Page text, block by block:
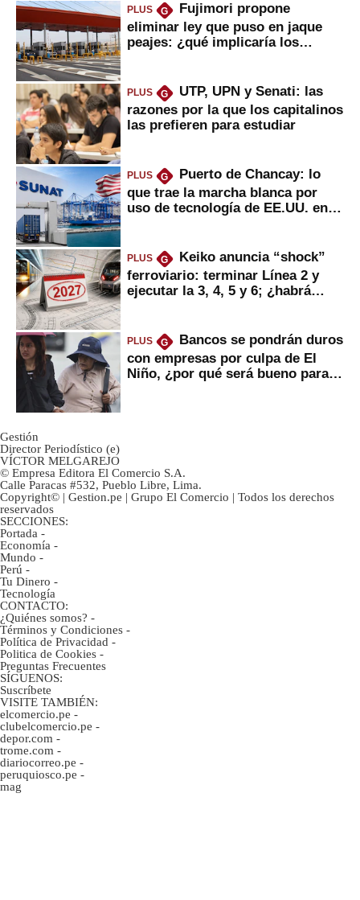
PLUS G
Fujimori propone
eliminar ley que puso en jaque
peajes: ¿qué implicaría los
PLUS G
UTP, UPN y Senati: las
razones por la que los capitalinos
las prefieren para estudiar
PLUS G
Puerto de Chancay: lo
que trae la marcha blanca por
uso de tecnología de EE.UU. en
PLUS G
Keiko anuncia “shock”
ferroviario: terminar Línea 2 y
ejecutar la 3, 4, 5 y 6; ¿habrá
PLUS G
Bancos se pondrán duros
con empresas por culpa de El
Niño, ¿por qué será bueno para
Gestión
Director Periodístico (e)
VÍCTOR MELGAREJO
© Empresa Editora El Comercio S.A.
Calle Paracas #532, Pueblo Libre, Lima.
Copyright© | Gestion.pe | Grupo El Comercio | Todos los derechos
reservados
SECCIONES:
Portada -
Economía -
Mundo -
Perú -
Tu Dinero -
Tecnología
CONTACTO:
¿Quiénes somos? -
Términos y Condiciones -
Política de Privacidad -
Politica de Cookies -
Preguntas Frecuentes
SÍGUENOS:
Suscríbete
VISITE TAMBIÉN:
elcomercio.pe -
clubelcomercio.pe -
depor.com -
trome.com -
diariocorreo.pe -
peruquiosco.pe -
mag